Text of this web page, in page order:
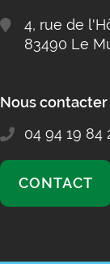
4, rue de
83490 Le
Nous contacter
04 94 19 84
CONTACT